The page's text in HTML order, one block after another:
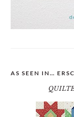
AS SEEN IN…